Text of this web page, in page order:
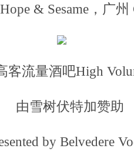
& Sesame，广州
客流量酒吧High
由雪树伏特加赞助
by Belvedere